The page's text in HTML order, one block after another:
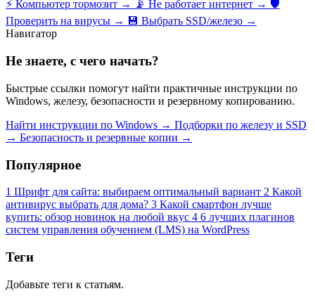
⚡ Компьютер тормозит → 📡 Не работает интернет → 🛡️
Проверить на вирусы → 💾 Выбрать SSD/железо →
Навигатор
Не знаете, с чего начать?
Быстрые ссылки помогут найти практичные инструкции по
Windows, железу, безопасности и резервному копированию.
Найти инструкции по Windows → Подборки по железу и SSD
→ Безопасность и резервные копии →
Популярное
1 Шрифт для сайта: выбираем оптимальный вариант 2 Какой
антивирус выбрать для дома? 3 Какой смартфон лучше
купить: обзор новинок на любой вкус 4 6 лучших плагинов
систем управления обучением (LMS) на WordPress
Теги
Добавьте теги к статьям.